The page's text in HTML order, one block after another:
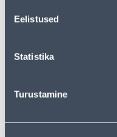
Eelistused
Statistika
Turustamine
Предполагаемая
Спецификация